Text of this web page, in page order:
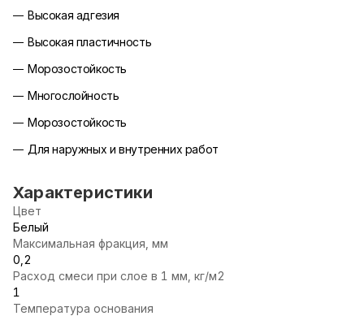
Высокая адгезия
Высокая пластичность
Морозостойкость
Многослойность
Морозостойкость
Для наружных и внутренних работ
Характеристики
Цвет
Белый
Максимальная фракция, мм
0,2
Расход смеси при слое в 1 мм, кг/м2
1
Температура основания